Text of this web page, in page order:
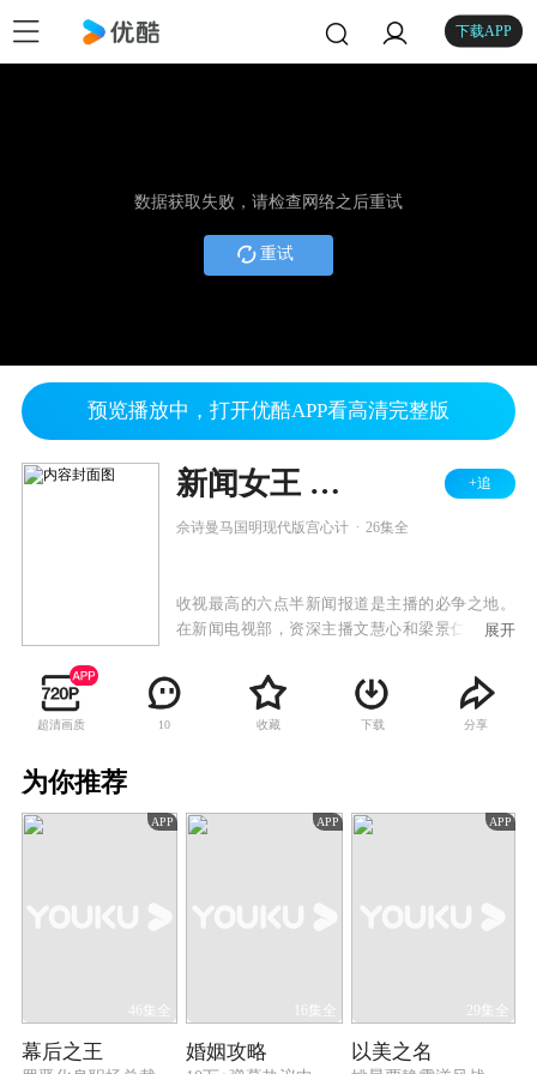
下载APP
数据获取失败，请检查网络之后重试
重试
预览播放中，打开优酷APP看高清完整版
新闻女王 解说版 +追
佘诗曼马国明现代版宫心计 26集全
收视最高的六点半新闻报道是主播的必争之地。
在新闻电视部，资深主播文慧心和梁景仁分成两
层之位。黄金时段女主播的空缺，引发连场风
暴。本剧解说版本由杭州“声纳”无障碍视听、杭
州市残疾人综合服务中心、FM89杭州之声制作；
展开
超清画质 10 收藏 下载 分享
为你推荐
APP
46集全
幕后之王
APP
16集全
婚姻攻略
APP
29集全
以美之名